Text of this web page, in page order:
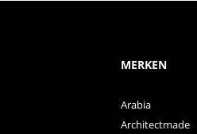
MERKEN
Arabia
Architectmade